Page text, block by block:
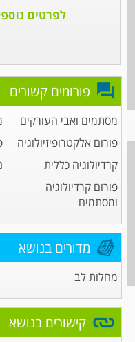
פורומים קשורים
מסתמים ואבי העורקים
פורום אלקטרופיזיולוגיה
קרדיולוגיה כללית
פורום קרדיולוגיה
ומסתמים
מדורים בנושא
מחלות לב
קישורים בנושא